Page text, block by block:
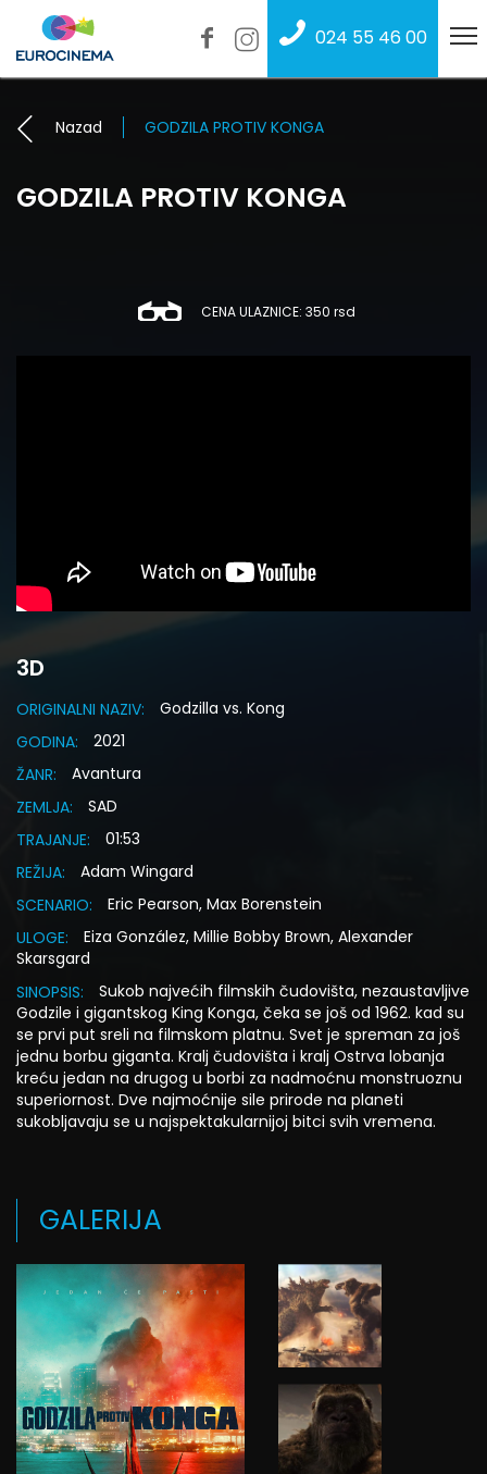
024 55 46 00
Nazad GODZILA PROTIV KONGA
GODZILA PROTIV KONGA
CENA ULAZNICE: 350 rsd
3D
ORIGINALNI NAZIV:
Godzilla vs. Kong
GODINA:
2021
ŽANR:
Avantura
ZEMLJA:
SAD
TRAJANJE:
01:53
REŽIJA:
Adam Wingard
SCENARIO:
Eric Pearson, Max Borenstein
ULOGE:
Eiza González, Millie Bobby Brown, Alexander
Skarsgard
SINOPSIS:
Sukob najvećih filmskih čudovišta, nezaustavljive
Godzile i gigantskog King Konga, čeka se još od 1962. kad su
se prvi put sreli na filmskom platnu. Svet je spreman za još
jednu borbu giganta. Kralj čudovišta i kralj Ostrva lobanja
kreću jedan na drugog u borbi za nadmoćnu monstruoznu
superiornost. Dve najmoćnije sile prirode na planeti
sukobljavaju se u najspektakularnijoj bitci svih vremena.
GALERIJA